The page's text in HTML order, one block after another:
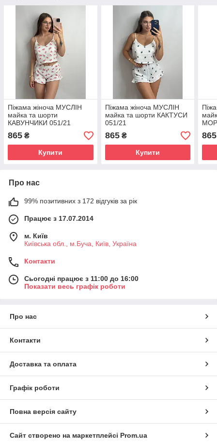
Піжама жіноча МУСЛІН
майка та шорти
КАВУНЧИКИ 051/21
865 ₴
Купити
Піжама жіноча МУСЛІН
майка та шорти КАКТУСИ
051/21
865₴
Купити
865
Про нас
99% позитивних з 172 відгуків за рік
Працює з 17.07.2014
м. Київ
Київська обл., м.Буча, Київ, Україна
Контакти
Сьогодні працює з 11:00 до 16:00
Показати весь графік роботи
Про нас
Контакти
Доставка та оплата
Графік роботи
Повна версія сайту
Сайт створено на маркетплейсі Prom.ua